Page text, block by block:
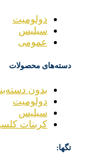
دولومیت
سیلیس
عمومی
دسته‌های محصولات
بدون دسته‌بندی
دولومیت
سیلیس
کربنات کلسیم
تگها: